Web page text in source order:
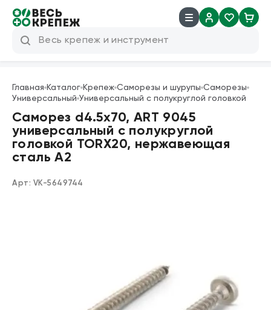
Инструмент
Крепеж
Техническая химия
Главная Каталог Крепеж Саморезы и шурупы Саморезы
Универсальный Универсальный с полукруглой головкой
Саморез d4.5х70, ART 9045
универсальный с полукруглой
головкой TORX20, нержавеющая
сталь А2
Арт: VK-5649744